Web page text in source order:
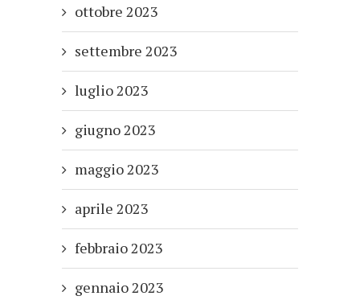
ottobre 2023
settembre 2023
luglio 2023
giugno 2023
maggio 2023
aprile 2023
febbraio 2023
gennaio 2023